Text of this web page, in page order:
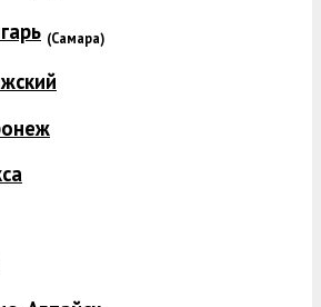
(Самара)